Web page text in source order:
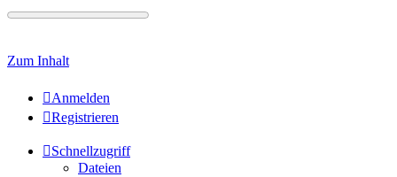
Zum Inhalt
Anmelden
Registrieren
Schnellzugriff
Dateien